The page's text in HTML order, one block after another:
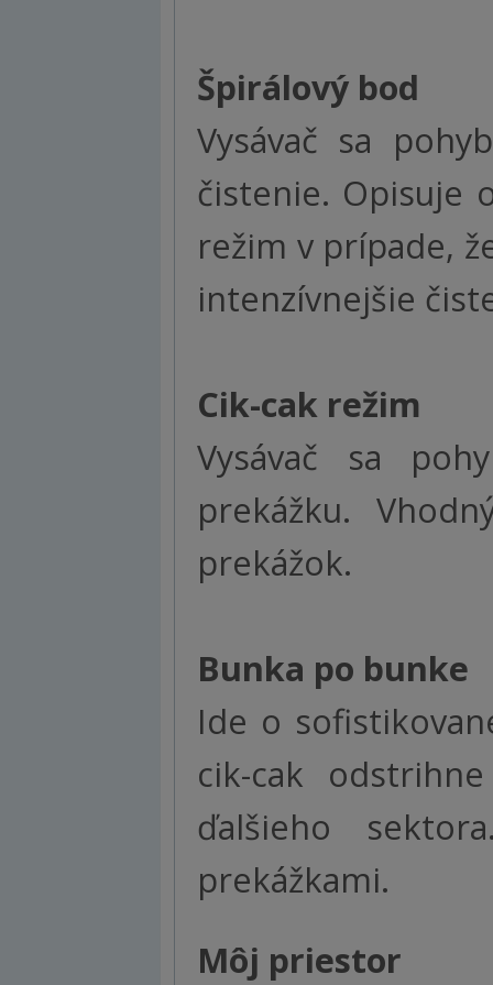
Špirálový bod
Vysávač sa
čistenie. Opisuje
režim v prípade,
intenzívnejšie
Cik-cak režim
Vysávač sa
prekážku.
prekážok.
Bunka po bunke
Ide o
cik-cak
ďalšieho
prekážkami.
Môj priestor